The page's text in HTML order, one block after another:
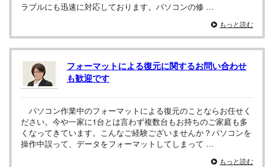
ラブルにも迅速に対応しております。パソコンの修 …
もっと読む
フォーマットによる復元に関するお問い合わせ
も歓迎です
パソコン作業中のフォーマットによる復元のことならお任せく
ださい。今や一家に1台とは言わず複数台もお持ちのご家庭も多
くなってきています。こんなご経験ございませんか？パソコンを
操作中誤って、データをフォーマットしてしまって …
もっと読む